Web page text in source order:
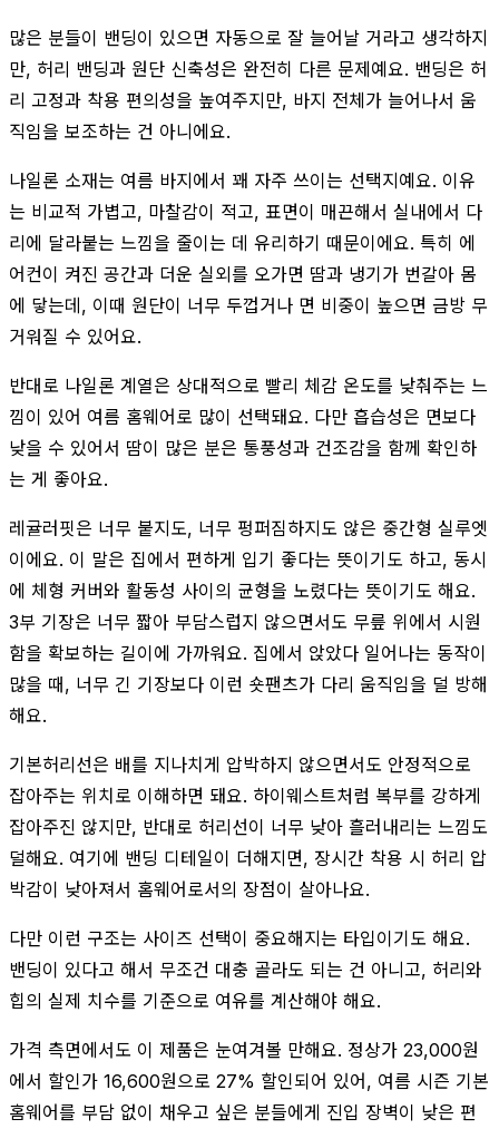
많은 분들이 밴딩이 있으면 자동으로 잘 늘어날 거라고 생각하지
만, 허리 밴딩과 원단 신축성은 완전히 다른 문제예요. 밴딩은 허
리 고정과 착용 편의성을 높여주지만, 바지 전체가 늘어나서 움
직임을 보조하는 건 아니에요.
나일론 소재는 여름 바지에서 꽤 자주 쓰이는 선택지예요. 이유
는 비교적 가볍고, 마찰감이 적고, 표면이 매끈해서 실내에서 다
리에 달라붙는 느낌을 줄이는 데 유리하기 때문이에요. 특히 에
어컨이 켜진 공간과 더운 실외를 오가면 땀과 냉기가 번갈아 몸
에 닿는데, 이때 원단이 너무 두껍거나 면 비중이 높으면 금방 무
거워질 수 있어요.
반대로 나일론 계열은 상대적으로 빨리 체감 온도를 낮춰주는 느
낌이 있어 여름 홈웨어로 많이 선택돼요. 다만 흡습성은 면보다
낮을 수 있어서 땀이 많은 분은 통풍성과 건조감을 함께 확인하
는 게 좋아요.
레귤러핏은 너무 붙지도, 너무 펑퍼짐하지도 않은 중간형 실루엣
이에요. 이 말은 집에서 편하게 입기 좋다는 뜻이기도 하고, 동시
에 체형 커버와 활동성 사이의 균형을 노렸다는 뜻이기도 해요.
3부 기장은 너무 짧아 부담스럽지 않으면서도 무릎 위에서 시원
함을 확보하는 길이에 가까워요. 집에서 앉았다 일어나는 동작이
많을 때, 너무 긴 기장보다 이런 숏팬츠가 다리 움직임을 덜 방해
해요.
기본허리선은 배를 지나치게 압박하지 않으면서도 안정적으로
잡아주는 위치로 이해하면 돼요. 하이웨스트처럼 복부를 강하게
잡아주진 않지만, 반대로 허리선이 너무 낮아 흘러내리는 느낌도
덜해요. 여기에 밴딩 디테일이 더해지면, 장시간 착용 시 허리 압
박감이 낮아져서 홈웨어로서의 장점이 살아나요.
다만 이런 구조는 사이즈 선택이 중요해지는 타입이기도 해요.
밴딩이 있다고 해서 무조건 대충 골라도 되는 건 아니고, 허리와
힙의 실제 치수를 기준으로 여유를 계산해야 해요.
가격 측면에서도 이 제품은 눈여겨볼 만해요. 정상가 23,000원
에서 할인가 16,600원으로 27% 할인되어 있어, 여름 시즌 기본
홈웨어를 부담 없이 채우고 싶은 분들에게 진입 장벽이 낮은 편